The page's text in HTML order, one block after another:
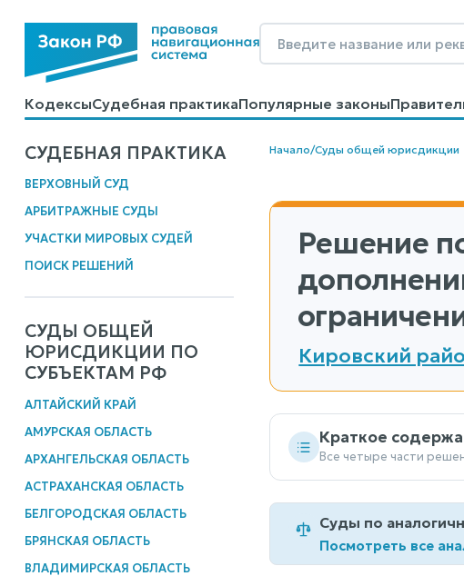
КодексыСудебная практикаПопулярные законы
КалькуляторыСправочные материалыОбразцы
СУДЕБНАЯ ПРАКТИКА
ВЕРХОВНЫЙ СУД
АРБИТРАЖНЫЕ СУДЫ
УЧАСТКИ МИРОВЫХ СУДЕЙ
ПОИСК РЕШЕНИЙ
СУДЫ ОБЩЕЙ
ЮРИСДИКЦИИ ПО
СУБЪЕКТАМ РФ
АЛТАЙСКИЙ КРАЙ
АМУРСКАЯ ОБЛАСТЬ
АРХАНГЕЛЬСКАЯ ОБЛАСТЬ
АСТРАХАНСКАЯ ОБЛАСТЬ
БЕЛГОРОДСКАЯ ОБЛАСТЬ
БРЯНСКАЯ ОБЛАСТЬ
ВЛАДИМИРСКАЯ ОБЛАСТЬ
Начало/Суды общей юрисдикции
Решение
Кировский
Краткое
Все четыре части
Суды по
Посмотреть все